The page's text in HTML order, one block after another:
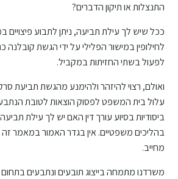
התנצלות או תיקון הדברים?
ככל שיש לך עילת תביעה, ניתן לתבוע פיצויים
לחילופין במישור הפלילי על ידי הגשת קובלנה
לפעול בשתי החזיתות במקביל.
ואולם, רצוי להיזהר ולהימנע מהגשת תביעת
עלול בית המשפט לפסוק הוצאות לטובת
ביסודיות בסיוע עורך דין האם יש לך עילת
בהליכים משפטיים. אין בגדר האמור במאמר זה
מחייב.
משרדנו מתמחה בייצוג תובעים ונתבעים